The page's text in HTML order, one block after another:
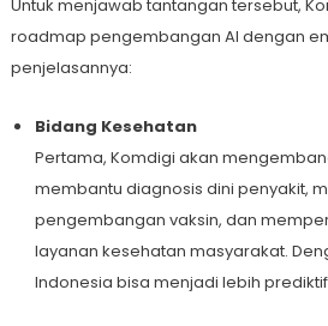
Untuk menjawab tantangan tersebut,
roadmap pengembangan AI dengan
penjelasannya:
Bidang Kesehatan
Pertama, Komdigi akan
membantu diagnosis dini penyakit,
pengembangan vaksin, dan
layanan kesehatan masyarakat.
Indonesia bisa menjadi lebih